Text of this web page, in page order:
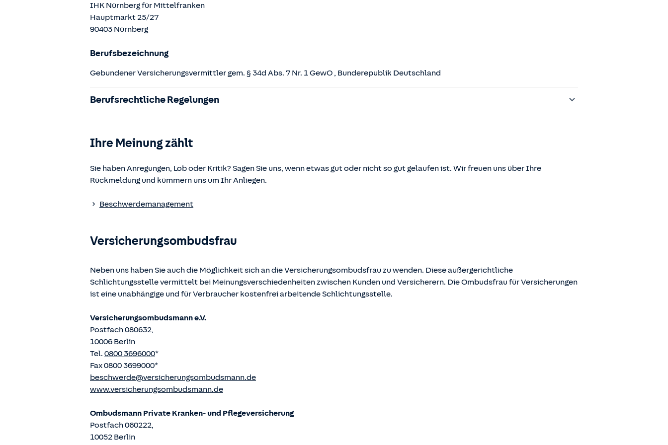
IHK Nürnberg für Mittelfranken
Hauptmarkt 25/27
90403 Nürnberg
Berufsbezeichnung
Gebundener Versicherungsvermittler gem. § 34d Abs. 7 Nr. 1 GewO , Bunderepublik Deutschland
Berufsrechtliche Regelungen
§§ 59 – 68 Gesetz über den Versicherungsvertrag (VVG)
§ 48b Versicherungsaufsichtsgesetz (VAG)
Verordnung über die Versicherungsvermittlung und -beratung (VersVermV)
www.gesetze-im-internet.de
Ihre Meinung zählt
Sie haben Anregungen, Lob oder Kritik? Sagen Sie uns, wenn etwas gut oder nicht so gut gelaufen ist. Wir freuen uns über Ihre
Rückmeldung und kümmern uns um Ihr Anliegen.
Beschwerdemanagement
Versicherungsombudsfrau
Neben uns haben Sie auch die Möglichkeit sich an die Versicherungsombudsfrau zu wenden. Diese außergerichtliche
Schlichtungsstelle vermittelt bei Meinungsverschiedenheiten zwischen Kunden und Versicherern. Die Ombudsfrau für Versicherungen
ist eine unabhängige und für Verbraucher kostenfrei arbeitende Schlichtungsstelle.
Versicherungsombudsmann e.V.
Postfach 080632,
10006 Berlin
Tel. 0800 3696000*
Fax 0800 3699000*
beschwerde@versicherungsombudsmann.de
www.versicherungsombudsmann.de
Ombudsmann Private Kranken- und Pflege­versicherung
Postfach 060222,
10052 Berlin